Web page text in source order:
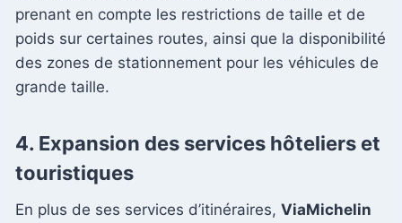
prenant en compte les restrictions de taille et de
poids sur certaines routes, ainsi que la disponibilité
des zones de stationnement pour les véhicules de
grande taille.
4. Expansion des services hôteliers et
touristiques
En plus de ses services d’itinéraires, ViaMichelin